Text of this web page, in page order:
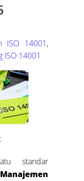
ISO 14001,
ISO 14001
:
standar